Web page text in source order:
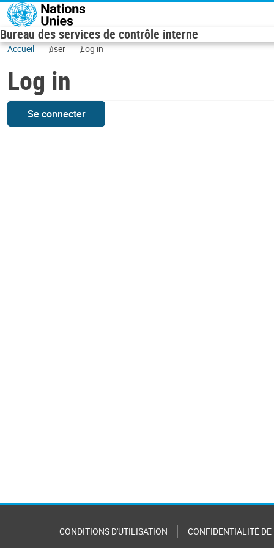
Skip to main content
Bureau des services de contrôle interne
Accueil user Log in
Log in
Se connecter
CONDITIONS D'UTILISATION CONFIDENTIALITÉ